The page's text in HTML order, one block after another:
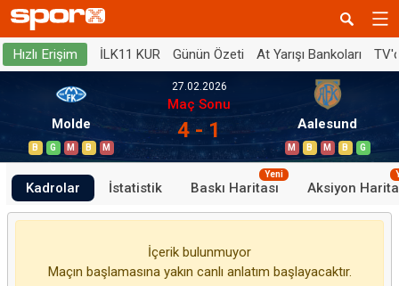
Hızlı Erişim İLK11 KUR Günün Özeti At Yarışı Bankoları
Molde
B G M B M
27.02.2026
Maç Sonu
4 - 1 Aalesund
M B M B G
Kadrolar İstatistik Baskı Haritası
Yeni
Aksiyon
İçerik bulunmuyor
Maçın başlamasına yakın canlı anlatım başlayacaktır.